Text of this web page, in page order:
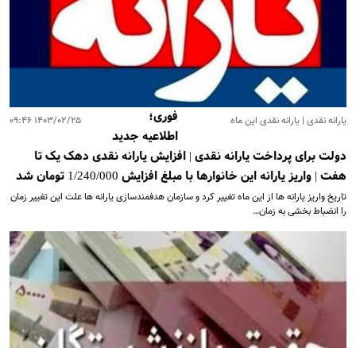
۱۴۰۳/۰۲/۲۵ ۰۹:۴۶ یارانه نقدی | یارانه نقدی این ماه
فوری؛
اطلاعیه‌ جدید
دولت برای پرداخت یارانه نقدی | افزایش یارانه نقدی دهک یک تا
هفت | واریز یارانه این خانوارها با مبلغ افزایش 1/240/000 تومان شد
تاریخ واریز یارانه ها از این ماه تغییر کرد و سازمان هدفمندسازی یارانه ها علت این تغییر زمان
را انضباط بخشی به زمان…